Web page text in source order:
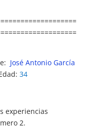
José Antonio García
34
experiencias
2.